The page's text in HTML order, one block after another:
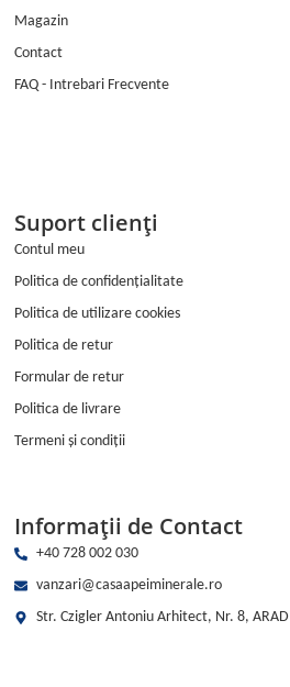
o
o
k
a
m
Magazin
Contact
FAQ - Intrebari Frecvente
Suport clienți
Contul meu
Politica de confidențialitate
Politica de utilizare cookies
Politica de retur
Formular de retur
Politica de livrare
Termeni și condiții
Informații de Contact
+40 728 002 030
vanzari@casaapeiminerale.ro
Str. Czigler Antoniu Arhitect, Nr. 8, ARAD